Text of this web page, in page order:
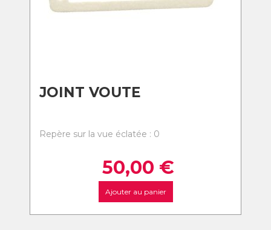
JOINT VOUTE
Repère sur la vue éclatée : 0
50,00 €
Ajouter au panier